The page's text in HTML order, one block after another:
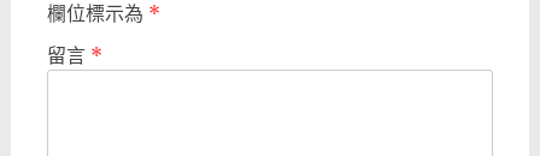
欄位標示為 *
留言 *